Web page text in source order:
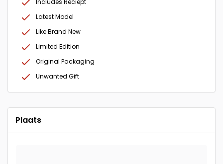
Latest Model
Like Brand New
Limited Edition
Original Packaging
Unwanted Gift
Plaats